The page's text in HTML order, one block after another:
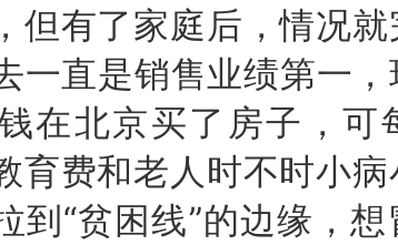
但有了家庭后，情况
一直是销售业绩第一
在北京买了房子，可
育费和老人时不时小病
到“贫困线”的边缘，